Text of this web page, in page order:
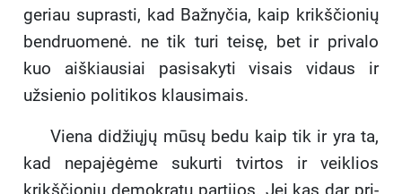
geriau suprasti, kad Bažnyčia, kaip krikščionių
bendruo­menė. ne tik turi teisę, bet ir privalo
kuo aiškiausiai pasi­sakyti visais vidaus ir
užsienio politikos klausimais.
Viena didžiųjų mūsų bedu kaip tik ir yra ta,
kad nepajėgėme sukurti tvirtos ir veiklios